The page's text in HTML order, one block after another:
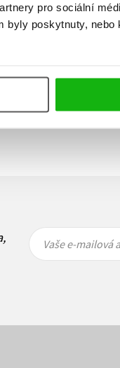
pro sociální
poskytnuty, nebo
záznamů
Vaše e-
mailová
Vaše e-
mailová
Vaše e-mailová